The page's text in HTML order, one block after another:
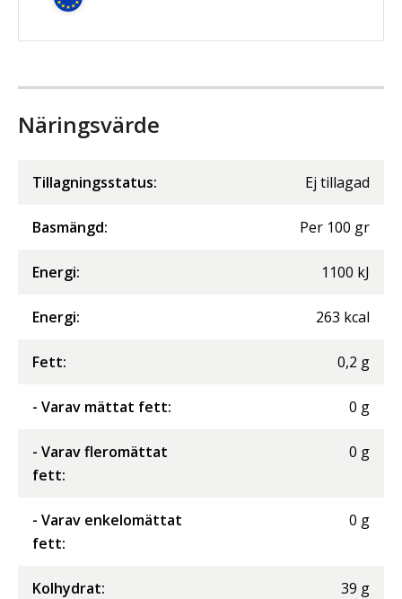
Näringsvärde
Tillagningsstatus: Ej tillagad
Basmängd: Per 100 gr
Energi: 1100 kJ
Energi: 263 kcal
Fett: 0,2 g
- Varav mättat fett: 0 g
- Varav fleromättat
fett:
0 g
- Varav enkelomättat
fett:
0 g
Kolhydrat: 39 g